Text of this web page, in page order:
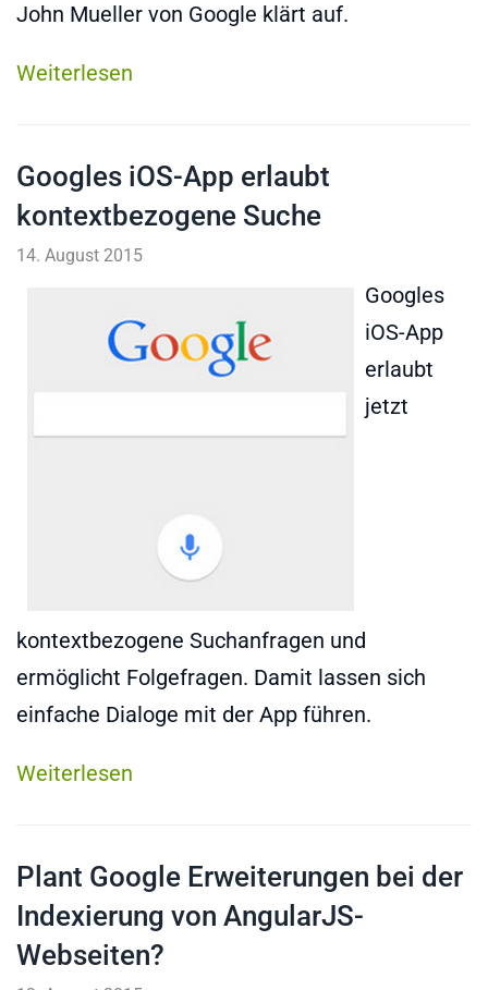
John Mueller von Google klärt auf.
Weiterlesen
Googles iOS-App erlaubt
kontextbezogene Suche
14. August 2015
Googles
iOS-App
erlaubt
jetzt
kontextbezogene Suchanfragen und
ermöglicht Folgefragen. Damit lassen sich
einfache Dialoge mit der App führen.
Weiterlesen
Plant Google Erweiterungen bei der
Indexierung von AngularJS-
Webseiten?